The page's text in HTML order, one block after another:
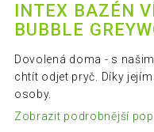
INTEX BAZÉN
BUBBLE
Dovolená doma - s
chtít odjet pryč. Díky
osoby.
Zobrazit podrobnější